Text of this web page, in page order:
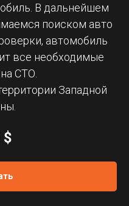
В дальнейшем
поиском авто
автомобиль
все необходимые
СТО.
Западной
$